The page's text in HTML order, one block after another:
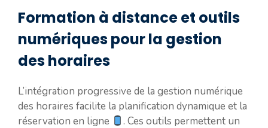
Formation à distance et outils
numériques pour la gestion
des horaires
L’intégration progressive de la gestion numérique
des horaires facilite la planification dynamique et la
réservation en ligne
. Ces outils permettent un